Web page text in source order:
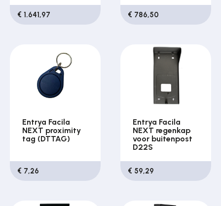
€ 1.641,97 € 786,50
Entrya Facila
NEXT proximity
tag (DTTAG)
€ 7,26
Entrya Facila
NEXT regenkap
voor buitenpost
D22S
€ 59,29